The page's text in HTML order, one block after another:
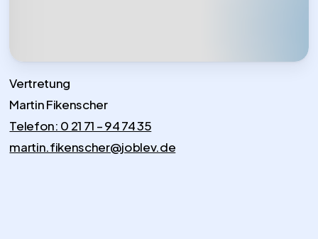
Vertretung
Martin Fikenscher
Telefon: 0 21 71 – 94 74 35
martin.fikenscher@joblev.de